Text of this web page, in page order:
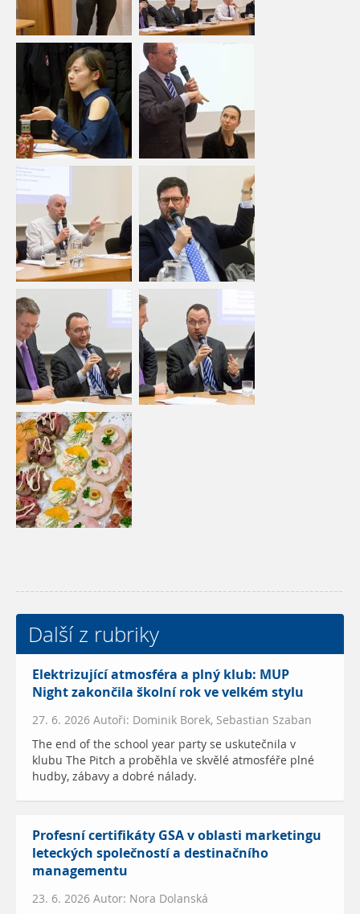
Další z rubriky
Elektrizující atmosféra a plný klub: MUP
Night zakončila školní rok ve velkém stylu
27. 6. 2026 Autoři: Dominik Borek, Sebastian Szaban
The end of the school year party se uskutečnila v
klubu The Pitch a proběhla ve skvělé atmosféře plné
hudby, zábavy a dobré nálady.
Profesní certifikáty GSA v oblasti marketingu
leteckých společností a destinačního
managementu
23. 6. 2026 Autor: Nora Dolanská